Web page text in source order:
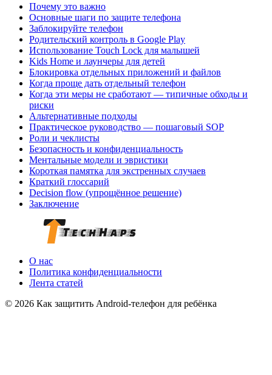
Почему это важно
Основные шаги по защите телефона
Заблокируйте телефон
Родительский контроль в Google Play
Использование Touch Lock для малышей
Kids Home и лаунчеры для детей
Блокировка отдельных приложений и файлов
Когда проще дать отдельный телефон
Когда эти меры не сработают — типичные обходы и
риски
Альтернативные подходы
Практическое руководство — пошаговый SOP
Роли и чеклисты
Безопасность и конфиденциальность
Ментальные модели и эвристики
Короткая памятка для экстренных случаев
Краткий глоссарий
Decision flow (упрощённое решение)
Заключение
О нас
Политика конфиденциальности
Лента статей
© 2026 Как защитить Android‑телефон для ребёнка